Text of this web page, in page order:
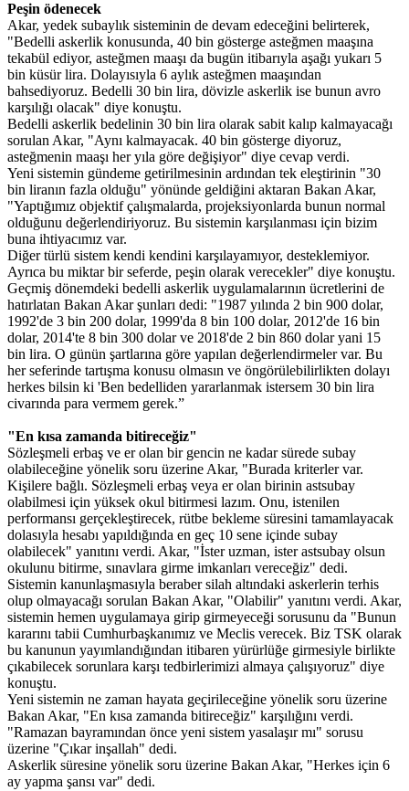
Peşin ödenecek
Akar, yedek subaylık sisteminin de devam edeceğini belirterek,
"Bedelli askerlik konusunda, 40 bin gösterge asteğmen maaşına
tekabül ediyor, asteğmen maaşı da bugün itibarıyla aşağı yukarı 5
bin küsür lira. Dolayısıyla 6 aylık asteğmen maaşından
bahsediyoruz. Bedelli 30 bin lira, dövizle askerlik ise bunun avro
karşılığı olacak" diye konuştu.
Bedelli askerlik bedelinin 30 bin lira olarak sabit kalıp kalmayacağı
sorulan Akar, "Aynı kalmayacak. 40 bin gösterge diyoruz,
asteğmenin maaşı her yıla göre değişiyor" diye cevap verdi.
Yeni sistemin gündeme getirilmesinin ardından tek eleştirinin "30
bin liranın fazla olduğu" yönünde geldiğini aktaran Bakan Akar,
"Yaptığımız objektif çalışmalarda, projeksiyonlarda bunun normal
olduğunu değerlendiriyoruz. Bu sistemin karşılanması için bizim
buna ihtiyacımız var.
Diğer türlü sistem kendi kendini karşılayamıyor, desteklemiyor.
Ayrıca bu miktar bir seferde, peşin olarak verecekler" diye konuştu.
Geçmiş dönemdeki bedelli askerlik uygulamalarının ücretlerini de
hatırlatan Bakan Akar şunları dedi: "1987 yılında 2 bin 900 dolar,
1992'de 3 bin 200 dolar, 1999'da 8 bin 100 dolar, 2012'de 16 bin
dolar, 2014'te 8 bin 300 dolar ve 2018'de 2 bin 860 dolar yani 15
bin lira. O günün şartlarına göre yapılan değerlendirmeler var. Bu
her seferinde tartışma konusu olmasın ve öngörülebilirlikten dolayı
herkes bilsin ki 'Ben bedelliden yararlanmak istersem 30 bin lira
civarında para vermem gerek.”
"En kısa zamanda bitireceğiz"
Sözleşmeli erbaş ve er olan bir gencin ne kadar sürede subay
olabileceğine yönelik soru üzerine Akar, "Burada kriterler var.
Kişilere bağlı. Sözleşmeli erbaş veya er olan birinin astsubay
olabilmesi için yüksek okul bitirmesi lazım. Onu, istenilen
performansı gerçekleştirecek, rütbe bekleme süresini tamamlayacak
dolasıyla hesabı yapıldığında en geç 10 sene içinde subay
olabilecek" yanıtını verdi. Akar, "İster uzman, ister astsubay olsun
okulunu bitirme, sınavlara girme imkanları vereceğiz" dedi.
Sistemin kanunlaşmasıyla beraber silah altındaki askerlerin terhis
olup olmayacağı sorulan Bakan Akar, "Olabilir" yanıtını verdi. Akar,
sistemin hemen uygulamaya girip girmeyeceği sorusunu da "Bunun
kararını tabii Cumhurbaşkanımız ve Meclis verecek. Biz TSK olarak
bu kanunun yayımlandığından itibaren yürürlüğe girmesiyle birlikte
çıkabilecek sorunlara karşı tedbirlerimizi almaya çalışıyoruz" diye
konuştu.
Yeni sistemin ne zaman hayata geçirileceğine yönelik soru üzerine
Bakan Akar, "En kısa zamanda bitireceğiz" karşılığını verdi.
"Ramazan bayramından önce yeni sistem yasalaşır mı" sorusu
üzerine "Çıkar inşallah" dedi.
Askerlik süresine yönelik soru üzerine Bakan Akar, "Herkes için 6
ay yapma şansı var" dedi.